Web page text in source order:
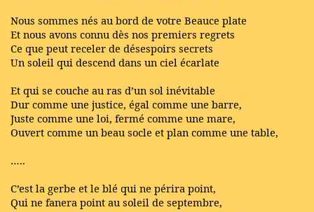
Nous sommes nés au bord de votre Beauce plate
Et nous avons connu dès nos premiers regrets
Ce que peut receler de désespoirs secrets
Un soleil qui descend dans un ciel écarlate
Et qui se couche au ras d’un sol inévitable
Dur comme une justice, égal comme une barre,
Juste comme une loi, fermé comme une mare,
Ouvert comme un beau socle et plan comme une table,
…..
C’est la gerbe et le blé qui ne périra point,
Qui ne fanera point au soleil de septembre,